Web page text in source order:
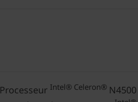
Processeur Intel® Celeron®